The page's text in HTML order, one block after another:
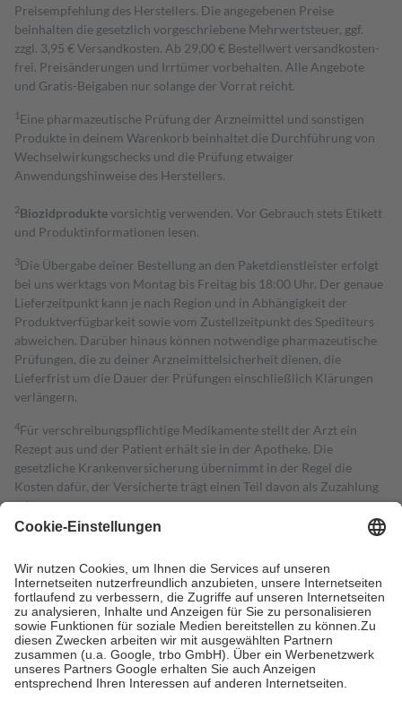
Preisempfehlung des Herstellers. Die angegebenen Preise
beinhalten die gesetzlich vorgeschriebene Mehrwertsteuer, ggf.
zzgl. 3,95 € Versandkosten. Ab 29,00 € Bestell­wert versand­kosten­
frei. Preisänderungen und Irrtümer vorbehalten. Alle Angebote
und Gratis-Beigaben nur solange der Vorrat reicht.
1 Eine pharmazeutische Prüfung der Arzneimittel und sonstigen
Produkte in deinem Warenkorb beinhaltet die Durchführung von
Wechselwirkungschecks und die Prüfung etwaiger
Anwendungshinweise des Herstellers.
2Biozidproduktevorsichtig verwenden. Vor Gebrauch stets Etikett
und Produktinformationen lesen.
3Die Übergabe deiner Bestellung an den Paketdienstleister erfolgt
bei uns werktags von Montag bis Freitag bis 18:00 Uhr. Der genaue
Lieferzeitpunkt kann je nach Region und in Abhängigkeit der
Produktverfügbarkeit sowie vom Zustellzeitpunkt des Spediteurs
abweichen. Darüber hinaus können notwendige pharmazeutische
Prüfungen, die zu deiner Arzneimittelsicherheit dienen, die
Lieferfrist um die Dauer der Prüfungen einschließlich Klärungen
verlängern.
4Für verschreibungspflichtige Medikamente stellt der Arzt ein
Rezept aus und der Patient erhält sie in der Apotheke. Die
gesetzliche Krankenversicherung übernimmt in der Regel die
Kosten dafür, der Versicherte trägt einen Teil davon als Zuzahlung
mit.
Grundsätzlich leisten Mitglieder Zuzahlungen in Höhe von zehn
höchstens zehn Euro.
Es sind jedoch nie mehr als die tatsächlichen
Kosten der Leistung zu entrichten.
Diese Regeln gelten grundsätzlich auch für Online-Apotheken.
Bei Heilmitteln und häuslicher Krankenpflege beträgt die
Zuzahlung zehn Prozent der Kosten sowie zehn Euro je
Verordnung.
Um das Engagement der Versicherten für ihre eigene Gesundheit zu
stärken und die besondere Stellung der Familie zu unterstützen,